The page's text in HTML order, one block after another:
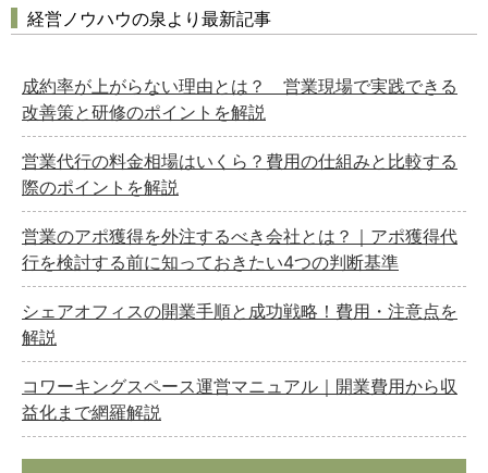
経営ノウハウの泉より最新記事
成約率が上がらない理由とは？ 営業現場で実践できる
改善策と研修のポイントを解説
営業代行の料金相場はいくら？費用の仕組みと比較する
際のポイントを解説
営業のアポ獲得を外注するべき会社とは？｜アポ獲得代
行を検討する前に知っておきたい4つの判断基準
シェアオフィスの開業手順と成功戦略！費用・注意点を
解説
コワーキングスペース運営マニュアル｜開業費用から収
益化まで網羅解説